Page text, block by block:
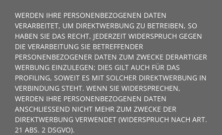
WERDEN IHRE PERSONENBEZOGENEN DATEN
VERARBEITET, UM DIREKTWERBUNG ZU BETREIBEN, SO
HABEN SIE DAS RECHT, JEDERZEIT WIDERSPRUCH GEGEN
DIE VERARBEITUNG SIE BETREFFENDER
PERSONENBEZOGENER DATEN ZUM ZWECKE DERARTIGER
WERBUNG EINZULEGEN; DIES GILT AUCH FÜR DAS
PROFILING, SOWEIT ES MIT SOLCHER DIREKTWERBUNG IN
VERBINDUNG STEHT. WENN SIE WIDERSPRECHEN,
WERDEN IHRE PERSONENBEZOGENEN DATEN
ANSCHLIESSEND NICHT MEHR ZUM ZWECKE DER
DIREKTWERBUNG VERWENDET (WIDERSPRUCH NACH ART.
21 ABS. 2 DSGVO).